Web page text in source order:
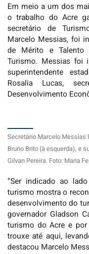
Em meio a um dos
o trabalho do Acre
secretário de
Marcelo Messias, foi
de Mérito e Talento
Turismo. Messias foi
superintendente
Rosalia Lucas,
Desenvolvimento
Secretário Marcelo Messias
Bruno Brito (à esquerda), e
Gilvan Pereira. Foto: Maria
“Ser indicado ao
turismo mostra o
desenvolvimento do
governador Gladson
turismo do Acre e
trouxe até aqui,
destacou Marcelo